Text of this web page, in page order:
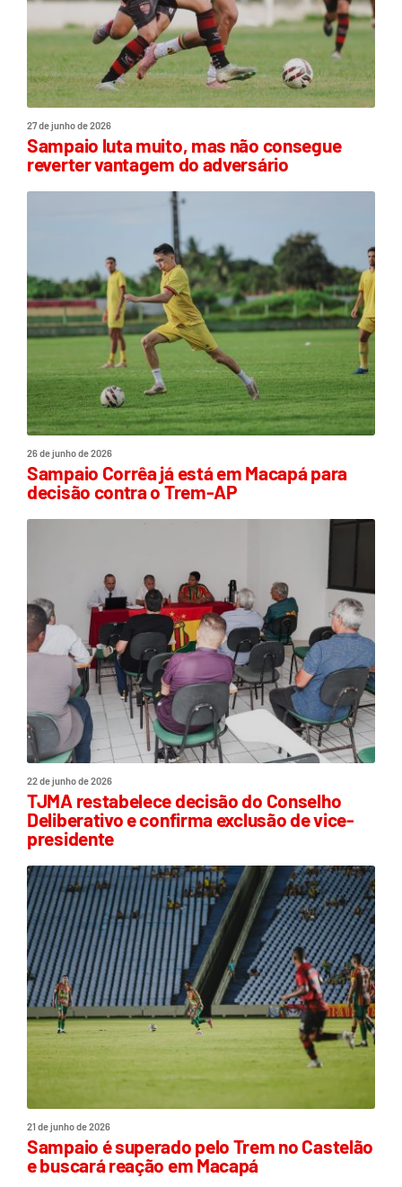
27 de junho de 2026
Sampaio luta muito, mas não consegue
reverter vantagem do adversário
26 de junho de 2026
Sampaio Corrêa já está em Macapá para
decisão contra o Trem-AP
22 de junho de 2026
TJMA restabelece decisão do Conselho
Deliberativo e confirma exclusão de vice-
presidente
21 de junho de 2026
Sampaio é superado pelo Trem no Castelão
e buscará reação em Macapá